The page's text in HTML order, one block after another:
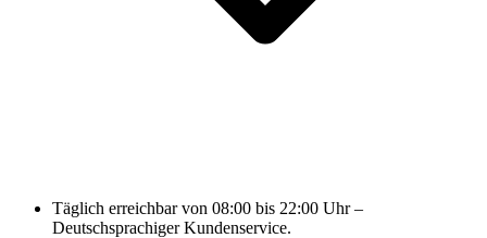
Täglich erreichbar von 08:00 bis 22:00 Uhr –
Deutschsprachiger Kundenservice.